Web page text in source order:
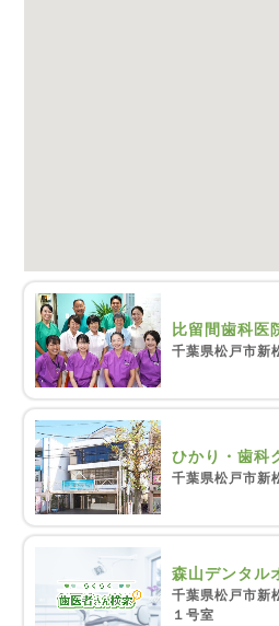
比留間歯科医
千葉県松戸市新
ひかり・歯科
千葉県松戸市新
森山デンタル
千葉県松戸市
１号室